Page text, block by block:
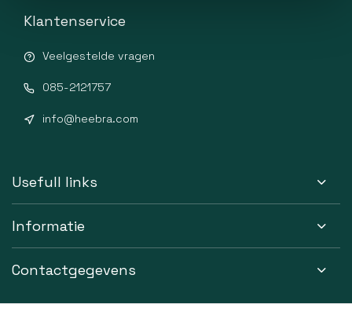
Klantenservice
Veelgestelde vragen
085-2121757
info@heebra.com
Usefull links
Informatie
Contactgegevens